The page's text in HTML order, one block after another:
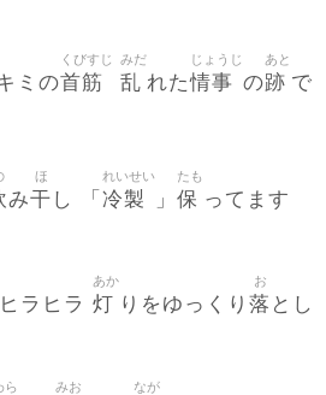
ミの首筋
くびすじ
乱
みだ
れた情事
じょうじ
の跡
あと
で
み干
ほ
し 「 冷製
れいせい
」 保
たも
ってます
ラヒラ 灯
あか
りをゆっくり 落
お
とし
ら みお なが